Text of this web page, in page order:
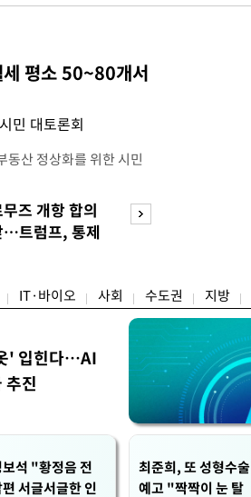
평소 50~80개서
민 대토론회
동산 정상화를 위한 시민
에 대한 불만과 지적이
택에 거주하지 않는 1주
자 등 시민과 전문가, 크
실에서 21년째 공인중
즈 개항 합의
…트럼프, 통제
IT·바이오 사회 수도권 지방
' 입힌다…AI
진
석 "황정음 전
서글서글한 인
최준희, 또 성형수술
예고 "짝짝이 눈 탈